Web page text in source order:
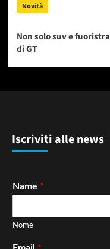
Novità
Non solo suv e
di GT
Iscriviti alle news
Name *
Nome